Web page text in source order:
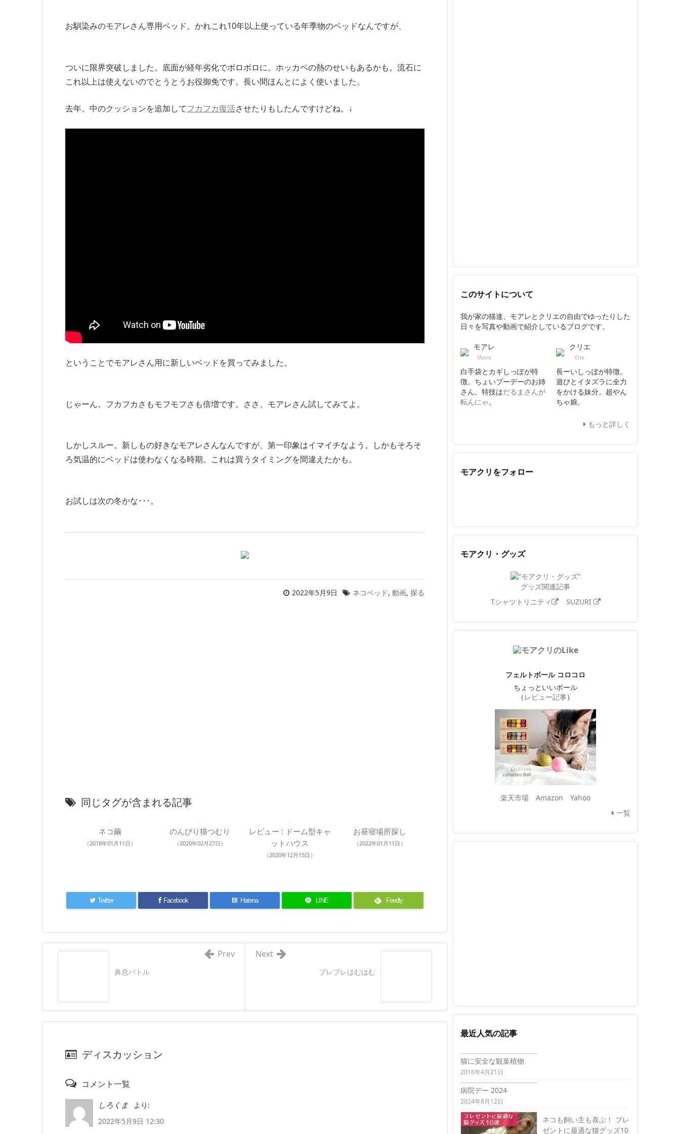
お馴染みのモアレさん専用ベッド。かれこれ10年以上使っている年季物のベッドなんですが、
ついに限界突破しました。底面が経年劣化でボロボロに。ホッカペの熱のせいもあるかも。流石に
これ以上は使えないのでとうとうお役御免です。長い間ほんとによく使いました。
去年、中のクッションを追加してフカフカ復活させたりもしたんですけどね。↓
ということでモアレさん用に新しいベッドを買ってみました。
じゃーん。フカフカさもモフモフさも倍増です。ささ、モアレさん試してみてよ。
しかしスルー。新しもの好きなモアレさんなんですが、第一印象はイマイチなよう。しかもそろそ
ろ気温的にベッドは使わなくなる時期。これは買うタイミングを間違えたかも。
お試しは次の冬かな･･･。
2022年5月9日 ネコベッド, 動画, 探る
同じタグが含まれる記事
ネコ繭
（2018年01月11日）
のんびり猫つむり
（2020年02月27日）
レビュー : ドーム型キャ
ットハウス
（2020年12月15日）
お昼寝場所探し
（2022年01月11日）
Twitter Facebook B! Hatena LINE Feedly
ブレブレはむはむ
Next
鼻息バトル
Prev
ディスカッション
コメント一覧
しろくま
より:
2022年5月9日 12:30
このサイトについて
我が家の猫達、モアレとクリエの自由でゆったりした
日々を写真や動画で紹介しているブログです。
モアレ
Moire
白手袋とカギしっぽが特
徴。ちょいブーデーのお姉
さん。特技はだるまさんが
転んにゃ。
クリエ
Crie
長ーいしっぽが特徴。
遊びとイタズラに全力
をかける妹分。超やん
ちゃ娘。
もっと詳しく
モアクリをフォロー
モアクリ・グッズ
グッズ関連記事
Tシャツトリニティ
SUZURI
フェルトボール コロコロ
ちょっといいボール
（ レビュー記事）
楽天市場 Amazon
Yahoo
一覧
最近人気の記事
猫に安全な観葉植物
2016年4月21日
病院デー 2024
2024年8月12日
ネコも飼い主も喜ぶ！ プレ
ゼントに最適な猫グッズ10